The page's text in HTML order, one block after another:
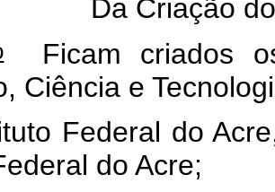
Da Criação
Ficam criados os
Ciência e
Federal do
do Acre;